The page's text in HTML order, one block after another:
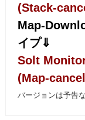
(Stack-
Map-
イプ⇓
Solt
(Map-
バージョンは予告